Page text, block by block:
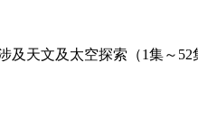
天文及太空探索（1集～